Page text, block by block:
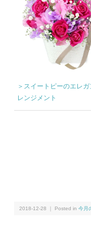
＞スイートピーのエレガ
レンジメント
2018-12-28 ｜ Posted in 今月